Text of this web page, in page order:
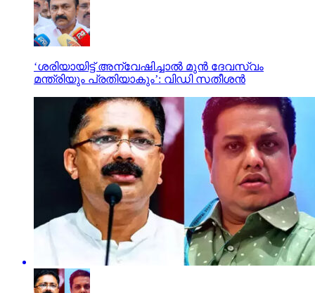
‘ശരിയായിട്ട് അന്വേഷിച്ചാല്‍ മുന്‍ ദേവസ്വം
മന്ത്രിയും പ്രതിയാകും’: വിഡി സതീശന്‍